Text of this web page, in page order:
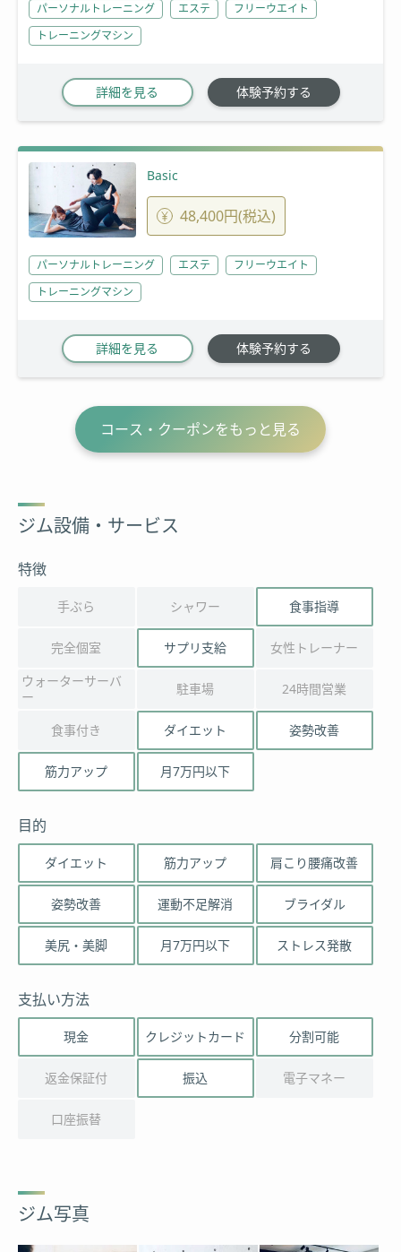
パーソナルトレーニング エステ
フリーウエイト
トレーニングマシン
詳細を見る 体験予約する
Basic
48,400円(税込)
パーソナルトレーニング エステ
フリーウエイト
トレーニングマシン
詳細を見る 体験予約する
コース・クーポンをもっと見る
ジム設備・サービス
特徴
手ぶら シャワー 食事指導
完全個室 サプリ支給
女性トレーナー
ウォーターサーバ
ー
駐車場 24時間営業
食事付き ダイエット 姿勢改善
筋力アップ 月7万円以下
目的
ダイエット 筋力アップ 肩こり腰痛改善
姿勢改善 運動不足解消 ブライダル
美尻・美脚 月7万円以下 ストレス発散
支払い方法
現金 クレジットカード 分割可能
返金保証付 振込 電子マネー
口座振替
ジム写真